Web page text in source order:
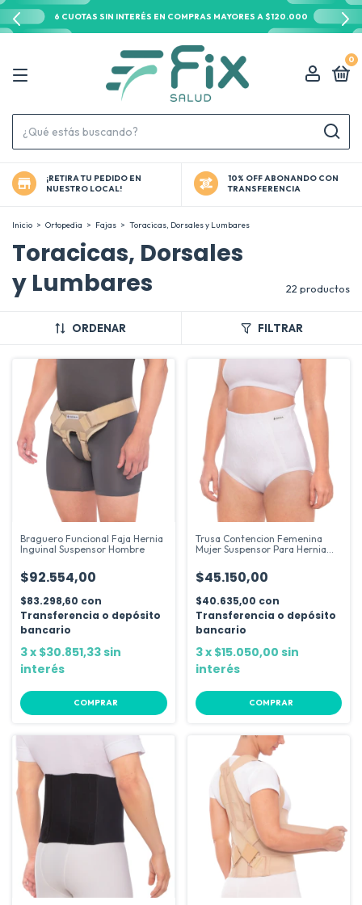
6 CUOTAS SIN INTERÉS EN COMPRAS MAYORES A $120.000
0
¡RETIRA TU PEDIDO EN
NUESTRO LOCAL!
10% OFF ABONANDO CON
TRANSFERENCIA
Inicio > Ortopedia > Fajas > Toracicas, Dorsales y Lumbares
Toracicas, Dorsales
y Lumbares
22 productos
ORDENAR FILTRAR
Braguero Funcional Faja Hernia
Inguinal Suspensor Hombre
$92.554,00
$83.298,60 con
Transferencia o depósito
bancario
3x $30.851,33sin
interés
COMPRAR
Trusa Contencion Femenina
Mujer Suspensor Para Hernia
$45.150,00
$40.635,00 con
Transferencia o depósito
bancario
3x $15.050,00 sin
interés
COMPRAR